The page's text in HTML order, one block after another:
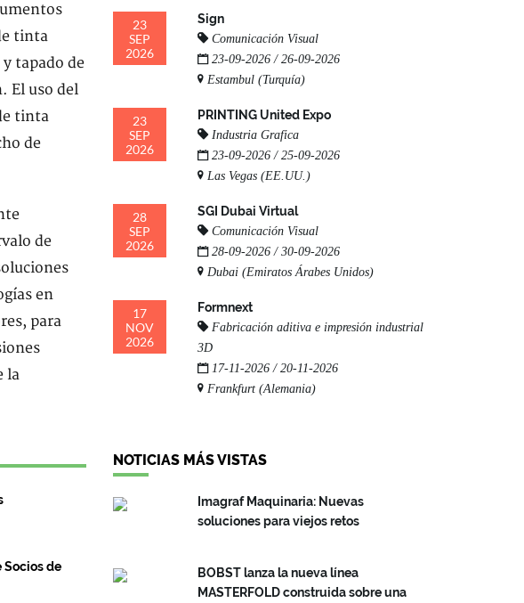
tinta
tapado de
El uso del
tinta
de
de
en
para
la
Socios de
23
SEP
2026
Sign
Comunicación Visual
23-09-2026 / 26-09-2026
Estambul (Turquía)
23
SEP
2026
PRINTING United Expo
Industria Grafica
23-09-2026 / 25-09-2026
Las Vegas (EE.UU.)
28
SEP
2026
SGI Dubai Virtual
Comunicación Visual
28-09-2026 / 30-09-2026
Dubai (Emiratos Árabes Unidos)
17
NOV
2026
Formnext
Fabricación aditiva e impresión industrial
3D
17-11-2026 / 20-11-2026
Frankfurt (Alemania)
NOTICIAS MÁS VISTAS
Imagraf Maquinaria: Nuevas
soluciones para viejos retos
BOBST lanza la nueva línea
MASTERFOLD construida sobre una